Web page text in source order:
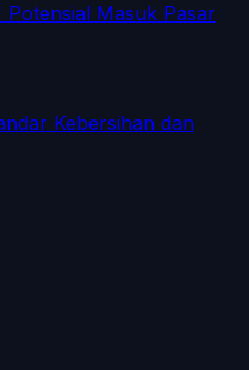
Masuk Pasar
Kebersihan dan